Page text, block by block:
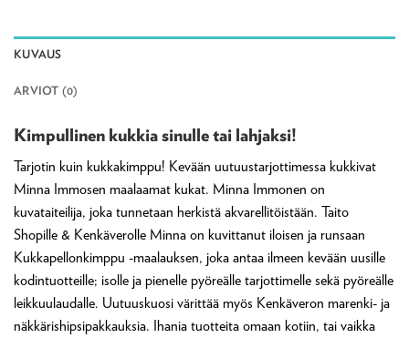
KUVAUS
ARVIOT (0)
Kimpullinen kukkia sinulle tai lahjaksi!
Tarjotin kuin kukkakimppu! Kevään uutuustarjottimessa kukkivat
Minna Immosen maalaamat kukat. Minna Immonen on
kuvataiteilija, joka tunnetaan herkistä akvarellitöistään. Taito
Shopille & Kenkäverolle Minna on kuvittanut iloisen ja runsaan
Kukkapellonkimppu -maalauksen, joka antaa ilmeen kevään uusille
kodintuotteille; isolle ja pienelle pyöreälle tarjottimelle sekä pyöreälle
leikkuulaudalle. Uutuuskuosi värittää myös Kenkäveron marenki- ja
näkkärishipsipakkauksia. Ihania tuotteita omaan kotiin, tai vaikka